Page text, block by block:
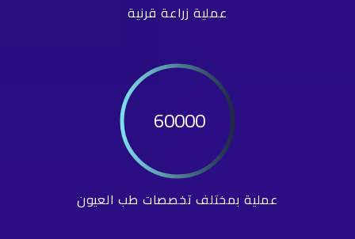
عملية زراعة قرنية
60000
عملية بمختلف تخصصات طب العيون